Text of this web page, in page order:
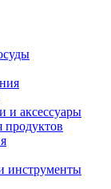
и аксессуары
продуктов
инструменты